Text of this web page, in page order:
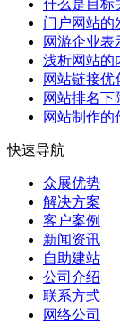
什么是目标
门户网站的
网游企业表
浅析网站的
网站链接优
网站排名下
网站制作的
快速导航
众展优势
解决方案
客户案例
新闻资讯
自助建站
公司介绍
联系方式
网络公司